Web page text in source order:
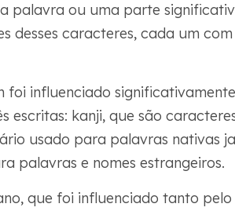
palavra ou uma parte
desses caracteres, cada um
foi influenciado
escritas: kanji, que são
usado para palavras nativas
palavras e nomes estrangeiros.
que foi influenciado tanto